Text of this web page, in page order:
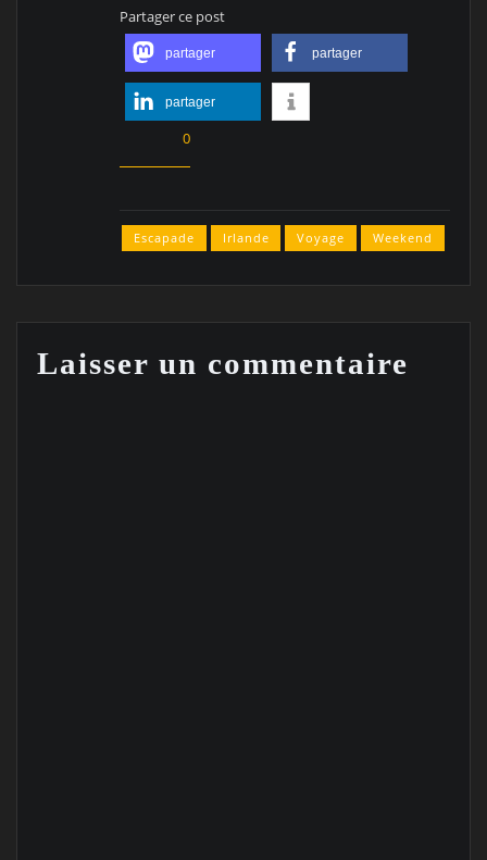
Partager ce post
partager partager
partager
0
Escapade Irlande Voyage Weekend
Laisser un commentaire